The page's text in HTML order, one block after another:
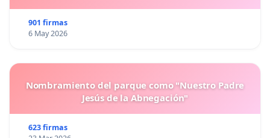
901 firmas
6 May 2026
Nombramiento del parque como "Nuestro Padre
Jesús de la Abnegación"
623 firmas